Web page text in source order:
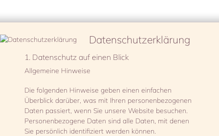
Datenschutzerklärung
1. Datenschutz auf einen Blick
Allgemeine Hinweise
Die folgenden Hinweise geben einen einfachen
Überblick darüber, was mit Ihren personenbezogenen
Daten passiert, wenn Sie unsere Website besuchen.
Personenbezogene Daten sind alle Daten, mit denen
Sie persönlich identifiziert werden können.